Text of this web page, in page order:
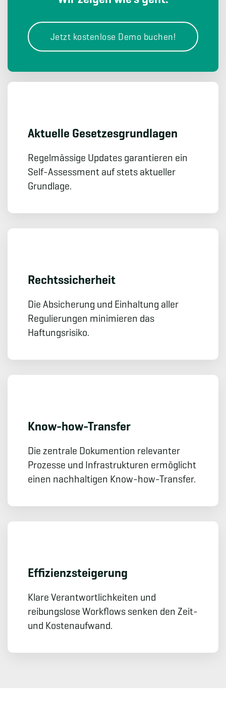
Jetzt kostenlose Demo buchen!
Aktuelle Gesetzes­grundlagen
Regelmässige Updates garantieren ein
Self-Assessment auf stets aktueller
Grundlage.
Rechts­sicherheit
Die Absicherung und Einhaltung aller
Regulierungen minimieren das
Haftungsrisiko.
Know-how-Transfer
Die zentrale Dokumention relevanter
Prozesse und Infrastrukturen ermöglicht
einen nachhaltigen Know-how-Transfer.
Effizienz­steigerung
Klare Verantwortlichkeiten und
reibungslose Workflows senken den Zeit-
und Kostenaufwand.